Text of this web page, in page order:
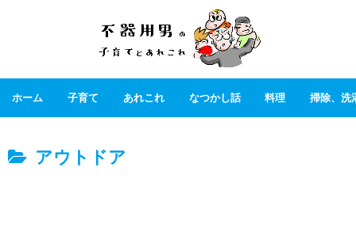
ホーム 子育て あれこれ なつかし話 料理 掃除、洗
アウトドア